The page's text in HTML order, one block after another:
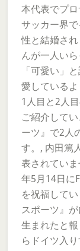
本代表でプ
サッカー界
性と結婚さ
んが一人い
「可愛い」
愛している
1人目と2人
ご紹介して
ーツ』で2人
す。, 内田篤
表されてい
年5月14日に
を祝福して
スポーツ』
生まれたと
らドイツ入